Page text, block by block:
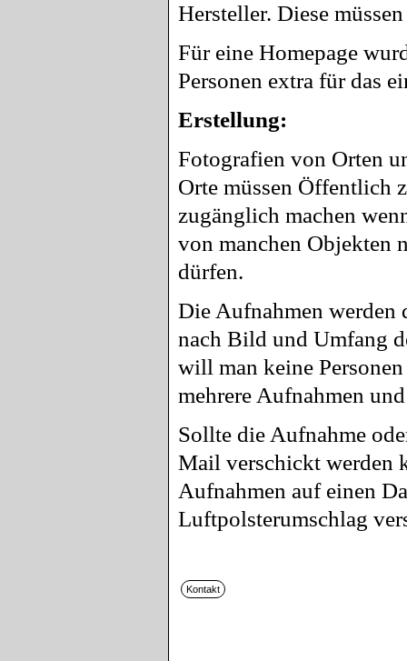
Hersteller. Diese
Für eine Homepage
Personen extra für das
Erstellung:
Fotografien von Orten
Orte müssen Öffentlich
zugänglich machen
von manchen Objekten
dürfen.
Die Aufnahmen werden
nach Bild und Umfang
will man keine
mehrere Aufnahmen
Sollte die Aufnahme
Mail verschickt werden
Aufnahmen auf einen
Luftpolsterumschlag